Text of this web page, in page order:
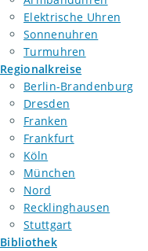
Elektrische Uhren
Sonnenuhren
Turmuhren
Regionalkreise
Berlin-Brandenburg
Dresden
Franken
Frankfurt
Köln
München
Nord
Recklinghausen
Stuttgart
Bibliothek